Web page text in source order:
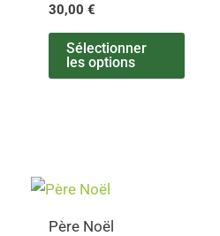
30,00€
Sélectionner
les options
Père Noël